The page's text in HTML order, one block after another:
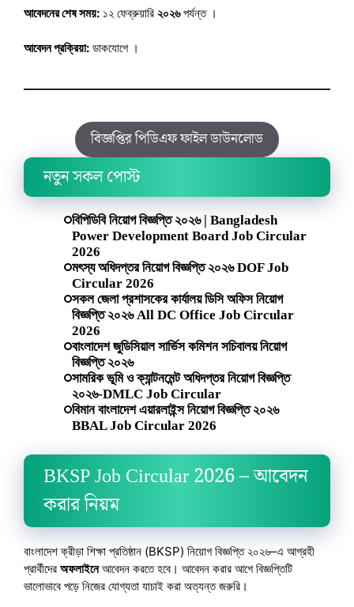
আবেদনের শেষ সময়: ১২ ফেব্রুয়ারি ২০২৬পর্যন্ত ।
আবেদন প্রক্রিয়া: ডাকযোগে ।
বিজ্ঞপ্তির পিডিএফ ফাইল ডাউনলোড
নতুন সকল পোস্ট
বিপিডিবি নিয়োগ বিজ্ঞপ্তি ২০২৬ | Bangladesh
Power Development Board Job Circular
2026
মৎস্য অধিদপ্তর নিয়োগ বিজ্ঞপ্তি ২০২৬ DOF Job
Circular 2026
সকল জেলা প্রশাসকের কার্যালয় ডিসি অফিস নিয়োগ
বিজ্ঞপ্তি ২০২৬ All DC Office Job Circular
2026
বাংলাদেশ জুডিসিয়াল সার্ভিস কমিশন সচিবালয় নিয়োগ
বিজ্ঞপ্তি ২০২৬
সামরিক ভূমি ও ক্যান্টনমেন্ট অধিদপ্তর নিয়োগ বিজ্ঞপ্তি
২০২৬-DMLC Job Circular
বিমান বাংলাদেশ এয়ারলাইন্স নিয়োগ বিজ্ঞপ্তি ২০২৬
BBAL Job Circular 2026
BKSP Job Circular 2026 – আবেদন
করার নিয়ম
বাংলাদেশ ক্রীড়া শিক্ষা প্রতিষ্ঠান (BKSP) নিয়োগ বিজ্ঞপ্তি ২০২৬–এ আগ্রহী
প্রার্থীদের অফলাইনেআবেদন করতে হবে। আবেদন করার আগে বিজ্ঞপ্তিটি
ভালোভাবে পড়ে নিজের যোগ্যতা যাচাই করা অত্যন্ত জরুরি।